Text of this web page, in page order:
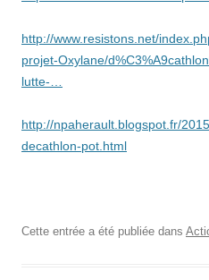
http://www.resistons.net/
projet-Oxylane/
lutte-…
http://npaherault.blogspot.fr/
decathlon-pot.html
Cette entrée a été publiée dans